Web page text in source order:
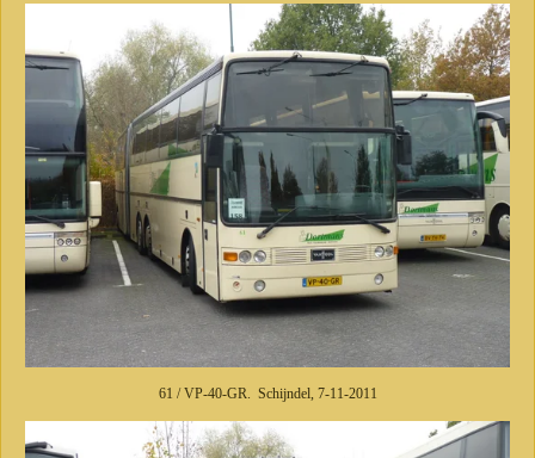
61 / VP-40-GR. Schijndel, 7-11-2011